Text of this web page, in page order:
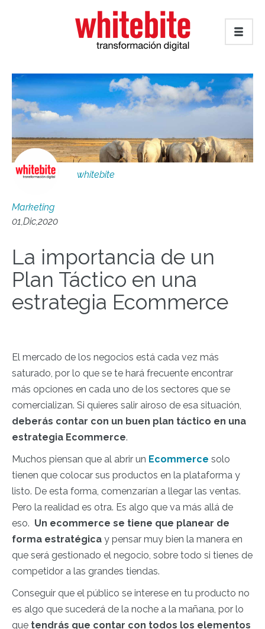
whitebite
Marketing
01,Dic,2020
La importancia de un
Plan Táctico en una
estrategia Ecommerce
El mercado de los negocios está cada vez más
saturado, por lo que se te hará frecuente encontrar
más opciones en cada uno de los sectores que se
comercializan. Si quieres salir airoso de esa situación,
deberás contar con un buen plan táctico en una
estrategia Ecommerce.
Muchos piensan que al abrir un Ecommerce solo
tienen que colocar sus productos en la plataforma y
listo. De esta forma, comenzarían a llegar las ventas.
Pero la realidad es otra. Es algo que va más allá de
eso. Un ecommerce se tiene que planear de
forma estratégica y pensar muy bien la manera en
que será gestionado el negocio, sobre todo si tienes de
competidor a las grandes tiendas.
Conseguir que el público se interese en tu producto no
es algo que sucederá de la noche a la mañana, por lo
que tendrás que contar con todos los elementos